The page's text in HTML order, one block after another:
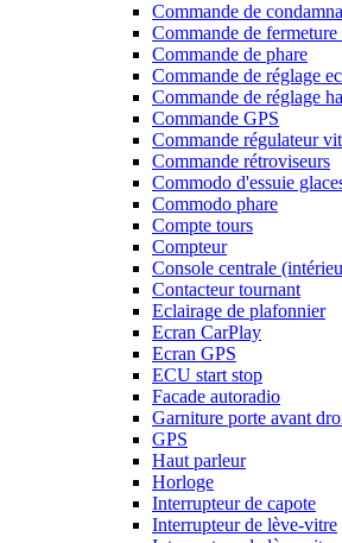
Commande de
Commande de fermeture
Commande de phare
Commande de réglage
Commande de réglage
Commande GPS
Commande régulateur
Commande rétroviseurs
Commodo d'essuie
Commodo phare
Compte tours
Compteur
Console centrale
Contacteur tournant
Eclairage de plafonnier
Ecran CarPlay
Ecran GPS
ECU start stop
Facade autoradio
Garniture porte avant
GPS
Haut parleur
Horloge
Interrupteur de capote
Interrupteur de lève-vitre